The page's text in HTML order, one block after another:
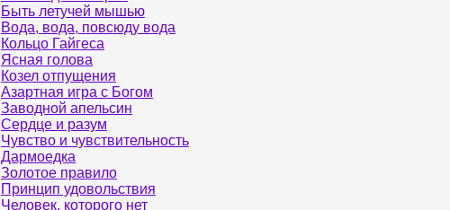
Быть летучей мышью
Вода, вода, повсюду вода
Кольцо Гайгеса
Ясная голова
Козел отпущения
Азартная игра с Богом
Заводной апельсин
Сердце и разум
Чувство и чувствительность
Дармоедка
Золотое правило
Принцип удовольствия
Человек, которого нет